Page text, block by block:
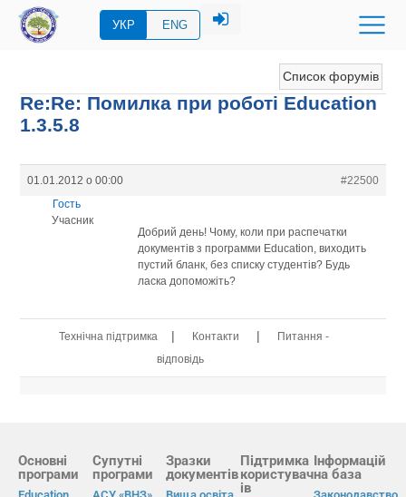
УКР ENG
Список форумів
Re:Re: Помилка при роботі Education
1.3.5.8
01.01.2012 о 00:00
#22500
Гость
Учасник
Добрий день! Чому, коли при распечатки
документів з программи Education, виходить
пустий бланк, без списку студентів? Будь
ласка допоможіть?
Технічна підтримка | Контакти |
Питання -
відповідь
Основні
програми
Супутні
програми
Зразки
документів
Підтримка
користувач
ів
Інформацій
на база